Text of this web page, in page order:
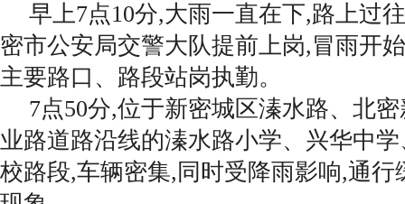
早上7点10分,大雨一直在下,路上过
密市公安局交警大队提前上岗,冒雨开
主要路口、路段站岗执勤。
7点50分,位于新密城区溱水路、北
业路道路沿线的溱水路小学、兴华中
校路段,车辆密集,同时受降雨影响,通行